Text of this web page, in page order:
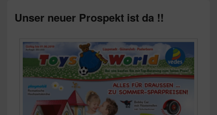
Unser neuer Prospekt ist da !!